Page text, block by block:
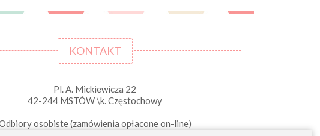
KONTAKT
Pl. A. Mickiewicza 22
42-244 MSTÓW \k. Częstochowy
osobiste (zamówienia opłacone on-line)